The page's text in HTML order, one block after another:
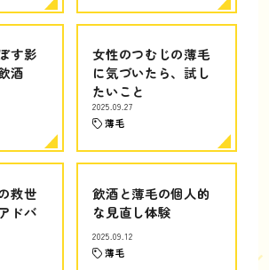
す影
酒
女性のつむじの薄毛
に気づいたら、試し
たいこと
2025.09.27
薄毛
救世
ドバ
飲酒と薄毛の個人的
な見直し体験
2025.09.12
薄毛